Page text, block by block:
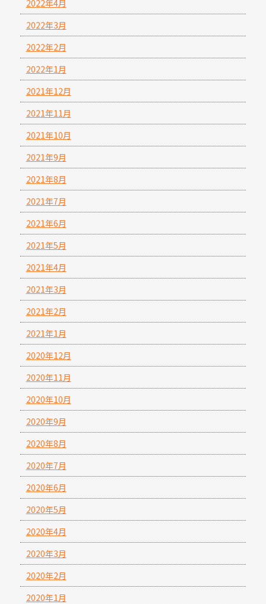
2022年4月
2022年3月
2022年2月
2022年1月
2021年12月
2021年11月
2021年10月
2021年9月
2021年8月
2021年7月
2021年6月
2021年5月
2021年4月
2021年3月
2021年2月
2021年1月
2020年12月
2020年11月
2020年10月
2020年9月
2020年8月
2020年7月
2020年6月
2020年5月
2020年4月
2020年3月
2020年2月
2020年1月